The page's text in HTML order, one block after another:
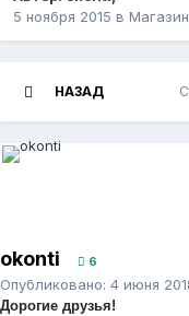
5 ноября 2015 в
НАЗАД
okonti 6
Опубликовано: 4 июня
Дорогие друзья!